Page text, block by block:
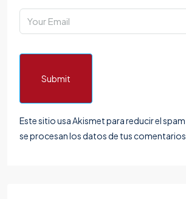
Submit
Este sitio usa Akismet para reducir el spam.
se procesan los datos de tus comentarios.